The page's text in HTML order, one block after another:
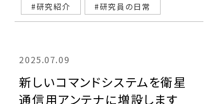
#研究紹介 #研究員の日常
2025.07.09
新しいコマンドシステムを衛星
通信用アンテナに増設します